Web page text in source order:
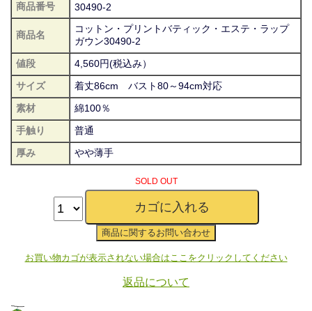
商品番号 30490-2
商品名
コットン・プリントバティック・エステ・ラップ
ガウン30490-2
値段
4,560円(税込み）
サイズ
着丈86cm バスト80～94cm対応
素材
綿100％
手触り
普通
厚み
やや薄手
SOLD OUT
お買い物カゴが表示されない場合はここをクリックしてください
返品について